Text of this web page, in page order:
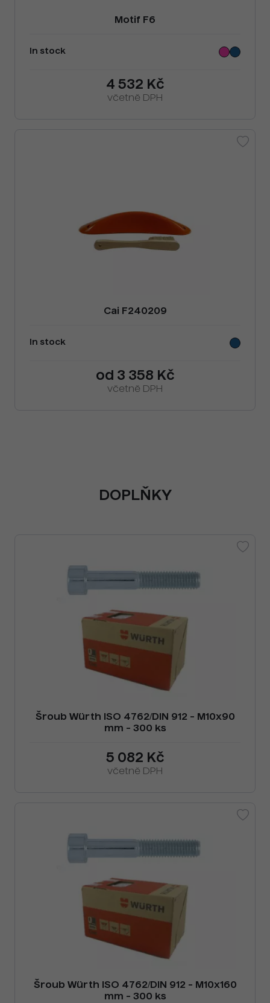
Motif F6
In stock
4 532 Kč
včetně DPH
Cai F240209
In stock
od 3 358 Kč
včetně DPH
DOPLŇKY
Šroub Würth ISO 4762/DIN 912 - M10x90
mm - 300 ks
5 082 Kč
včetně DPH
Šroub Würth ISO 4762/DIN 912 - M10x160
mm - 300 ks